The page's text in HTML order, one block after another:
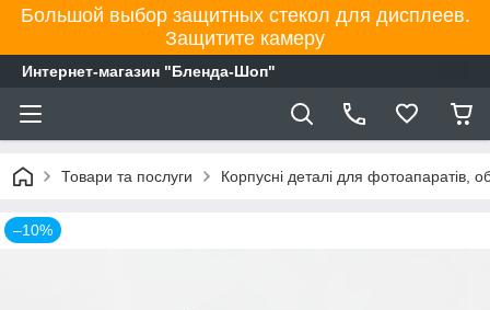
Большой выбор защитных стекол для дисплеев.
Защитите камеру
Интернет-магазин "Бленда-Шоп"
Товари та послуги Корпусні деталі для фотоапаратів,
–10%